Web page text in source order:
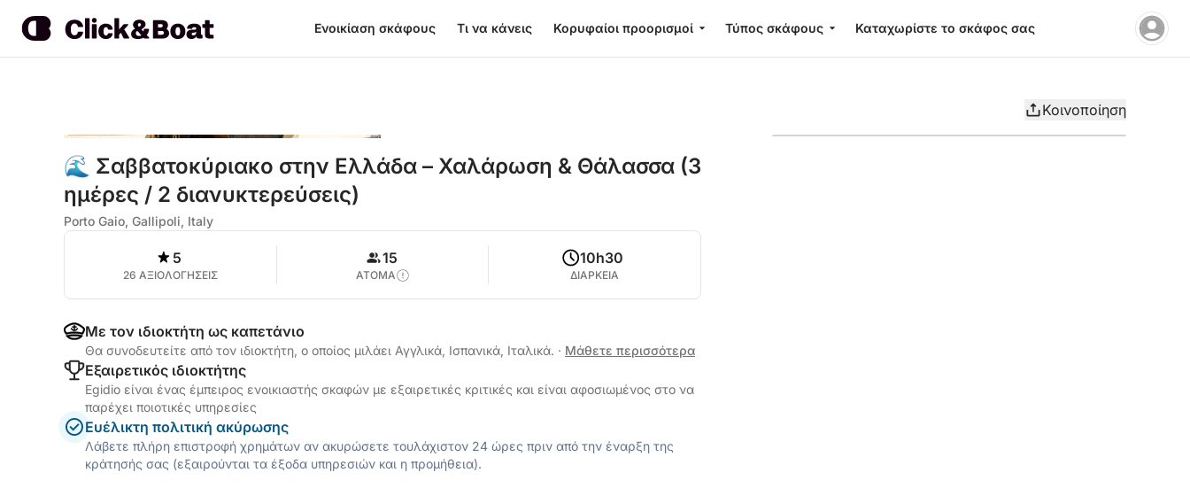
Ενοικίαση σκάφους Τι να κάνεις Κορυφαίοι προορισμοί Τύπος σκάφους Καταχωρίστε το σκάφος σας
Κοινοποίηση
🌊 Σαββατοκύριακο στην Ελλάδα – Χαλάρωση & Θάλασσα (3
ημέρες / 2 διανυκτερεύσεις)
Porto Gaio, Gallipoli, Italy
5
26 ΑΞΙΟΛΟΓΗΣΕΙΣ
15
ΑΤΟΜΑ
10h30
ΔΙΑΡΚΕΙΑ
Με τον ιδιοκτήτη ως καπετάνιο
Θα συνοδευτείτε από τον ιδιοκτήτη, ο οποίος μιλάει Αγγλικά, Ισπανικά, Ιταλικά. · Μάθετε περισσότερα
Εξαιρετικός ιδιοκτήτης
Egidio είναι ένας έμπειρος ενοικιαστής σκαφών με εξαιρετικές κριτικές και είναι αφοσιωμένος στο να
παρέχει ποιοτικές υπηρεσίες
Ευέλικτη πολιτική ακύρωσης
Λάβετε πλήρη επιστροφή χρημάτων αν ακυρώσετε τουλάχιστον 24 ώρες πριν από την έναρξη της
κράτησής σας (εξαιρούνται τα έξοδα υπηρεσιών και η προμήθεια).